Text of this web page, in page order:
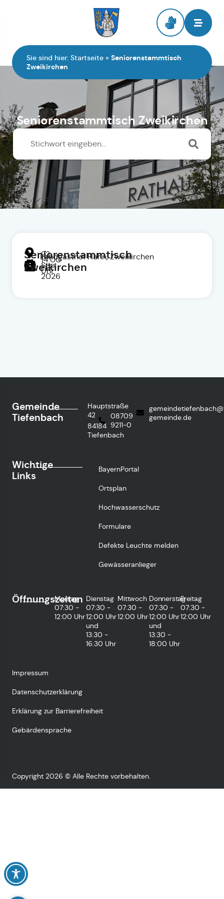
Sie sind hier: Startseite » Seniorenstammtisch
Zweikirchen
Seniorenstammtisch Zweikirchen
23.
Sep.
2026
14:00
Uhr
Seniorenstammtisch
Zweikirchen
Landgasthof Hahn, Zweikirchen
Gemeinde
Tiefenbach
Hauptstraße
42
84184
Tiefenbach
08709
9211-0
gemeinde.de
Wichtige
Links
BayernPortal
Ortsplan
Hochwasserschutz
Formulare
Defekte Leuchte melden
Gewässeranlieger
Öffnungszeiten
Montag
07:30 -
12:00 Uhr
Dienstag
07:30 -
12:00 Uhr
und
13:30 -
16:30 Uhr
Mittwoch
07:30 -
12:00 Uhr
Donnerstag
07:30 -
12:00 Uhr
und
13:30 -
18:00 Uhr
Freitag
07:30 -
12:00 Uhr
Impressum
Datenschutzerklärung
Erklärung zur Barrierefreiheit
Gebärdensprache
Copyright 2026 © Alle Rechte vorbehalten.